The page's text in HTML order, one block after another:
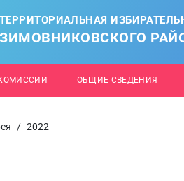
ТЕРРИТОРИАЛЬНАЯ
ЗИМОВНИКОВСКОГО
ОБЩИЕ СВЕДЕНИЯ
/ 2022